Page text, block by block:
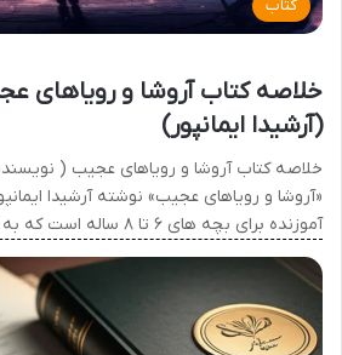
کتاب
خلاصه کتاب آروشا و رویاهای
(آرشیدا ایمانپور)
خلاصه کتاب آروشا و رویاهای عجیب ( نویسنده
«آروشا و رویاهای عجیب» نوشته آرشیدا
آموزنده برای بچه های ۶ تا ۸ ساله است که به آن ها کمک می کند با…